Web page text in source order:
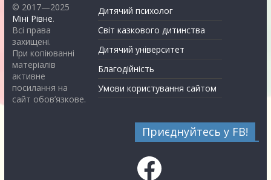
© 2017—2025
Міні Рівне.
Всі права
захищені.
При копіюванні
матеріалів
активне
посилання на
сайт обов’язкове.
Дитячий психолог
Світ казкового дитинства
Дитячий університет
Благодійність
Умови користування сайтом
Приєднуйтесь у FB!
Facebook